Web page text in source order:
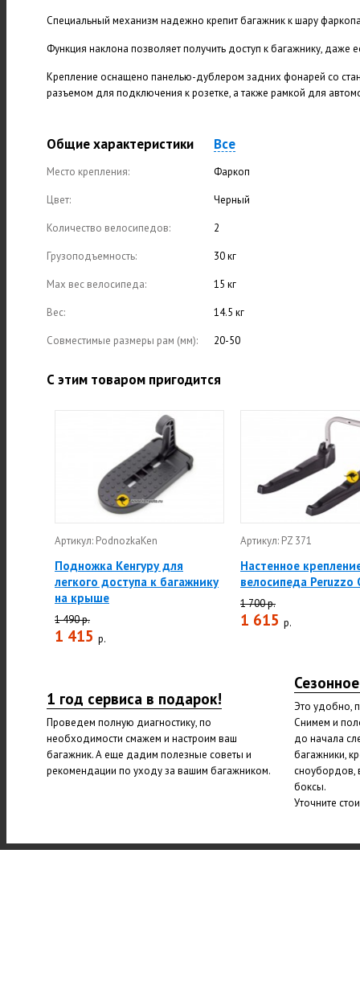
Специальный механизм надежно крепит багажник к шару
Функция наклона позволяет получить доступ к багажнику, даже
Крепление оснащено панелью-дублером задних фонарей со
разъемом для подключения к розетке, а также рамкой для
Общие характеристики Все
Место крепления: Фаркоп
Цвет: Черный
Количество велосипедов: 2
Грузоподъемность: 30 кг
Max вес велосипеда: 15 кг
Вес: 14.5 кг
Совместимые размеры рам (мм): 20-50
С этим товаром пригодится
Артикул: PodnozkaKen
Подножка Кенгуру для
легкого доступа к багажнику
на крыше
1 490 р.
1 415 р.
Артикул: PZ 371
Настенное
велосипеда Peruzzo
1 700 р.
1 615 р.
1 год сервиса в подарок!
Проведем полную диагностику, по
необходимости смажем и настроим ваш
багажник. А еще дадим полезные советы и
рекомендации по уходу за вашим багажником.
Это удобно,
Снимем и
до начала
багажники,
сноубордов,
боксы.
Уточните